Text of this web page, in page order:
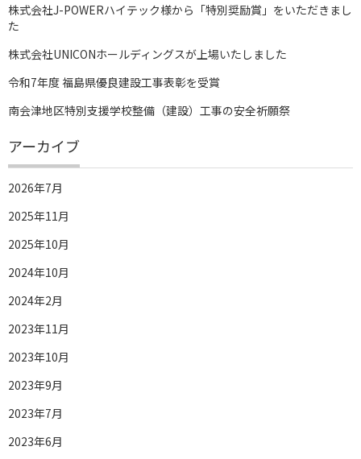
株式会社J-POWERハイテック様から「特別奨励賞」をいただきまし
た
株式会社UNICONホールディングスが上場いたしました
令和7年度 福島県優良建設工事表彰を受賞
南会津地区特別支援学校整備（建設）工事の安全祈願祭
アーカイブ
2026年7月
2025年11月
2025年10月
2024年10月
2024年2月
2023年11月
2023年10月
2023年9月
2023年7月
2023年6月